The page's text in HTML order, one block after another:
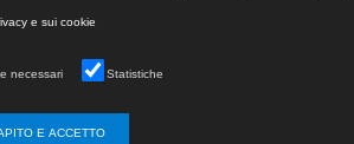
email che hai fornito in fase di registrazione
e sui cookie
necessari Statistiche
E ACCETTO